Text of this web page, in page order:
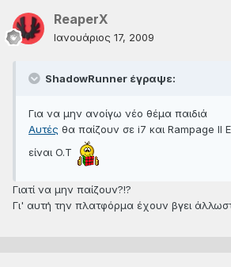
ReaperX
Ιανουάριος 17, 2009
ShadowRunner έγραψε:
Για να μην ανοίγω νέο θέμα παιδιά
Αυτές θα παίζουν σε i7 και Rampage II
είναι O.T
Γιατί να μην παίζουν?!?
Γι' αυτή την πλατφόρμα έχουν βγει